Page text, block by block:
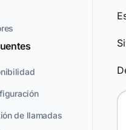
de llamadas